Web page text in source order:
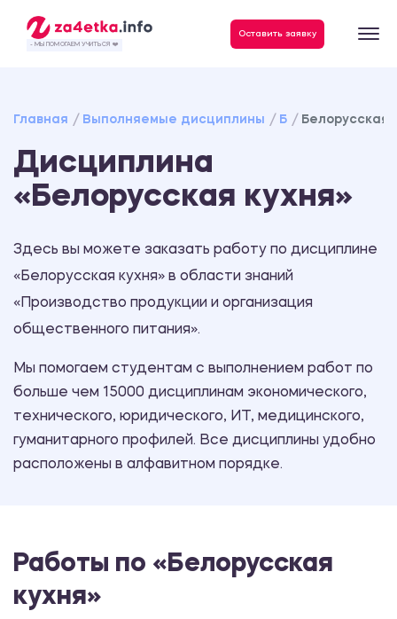
- МЫ ПОМОГАЕМ УЧИТЬСЯ ❤️
Оставить заявку
Главная Выполняемые дисциплины Б Белорусская
Дисциплина
«Белорусская кухня»
Здесь вы можете заказать работу по дисциплине
«Белорусская кухня» в области знаний
«Производство продукции и организация
общественного питания».
Мы помогаем студентам с выполнением работ по
больше чем 15000 дисциплинам экономического,
технического, юридического, ИТ, медицинского,
гуманитарного профилей. Все дисциплины удобно
расположены в алфавитном порядке.
Работы по «Белорусская
кухня»